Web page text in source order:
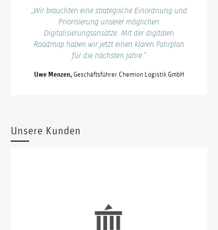
Wir brauchten eine strategische Einordnung und
Priorisierung unserer möglichen
Digitalisierungsansätze. Mit der digitalen
Roadmap haben wir jetzt einen klaren Fahrplan
für die nächsten Jahre.
Uwe Menzen, Geschäftsführer Chemion Logistik GmbH
Unsere Kunden